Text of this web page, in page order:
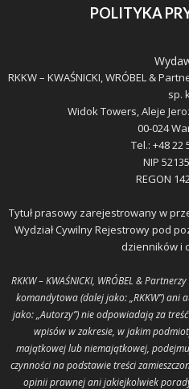
POLITYKA
RKKW – KWAŚNICKI, WRÓBEL &
sp.
Widok Towers, Aleje
00-024
Tel.: +48 22
NIP
REGON
Tytuł prasowy zarejestrowany w
Wydział Cywilny Rejestrowy pod
dzienników i
RKKW – KWAŚNICKI, WRÓBEL &
komandytowa (dalej jako: „RKKW”) ani
jako: „Autorzy”) nie odpowiadają za
wpisów w zakresie, w jakim
majątkowej lub niemajątkowej,
czynności na podstawie treści
opinii prawnej ani jakiejkolwiek